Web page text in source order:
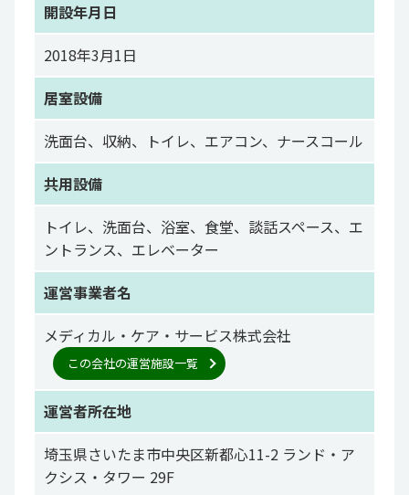
開設年月日
2018年3月1日
居室設備
洗面台、収納、トイレ、エアコン、ナースコール
共用設備
トイレ、洗面台、浴室、食堂、談話スペース、エ
ントランス、エレベーター
運営事業者名
メディカル・ケア・サービス株式会社
この会社の運営施設一覧
運営者所在地
埼玉県さいたま市中央区新都心11-2 ランド・ア
クシス・タワー 29F